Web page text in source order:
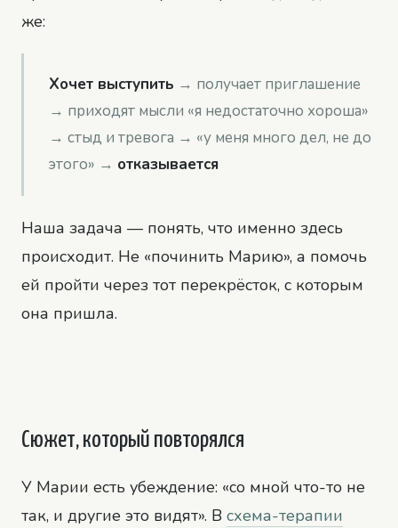
же:
Хочет выступить → получает приглашение
→ приходят мысли «я недостаточно хороша»
→ стыд и тревога → «у меня много дел, не до
этого» → отказывается
Наша задача — понять, что именно здесь
происходит. Не «починить Марию», а помочь
ей пройти через тот перекрёсток, с которым
она пришла.
Сюжет, который повторялся
У Марии есть убеждение: «со мной что-то не
так, и другие это видят». В схема-терапии